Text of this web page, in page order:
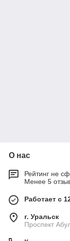
О нас
Рейтинг не
Менее 5
Работает с
г. Уральск
Проспект